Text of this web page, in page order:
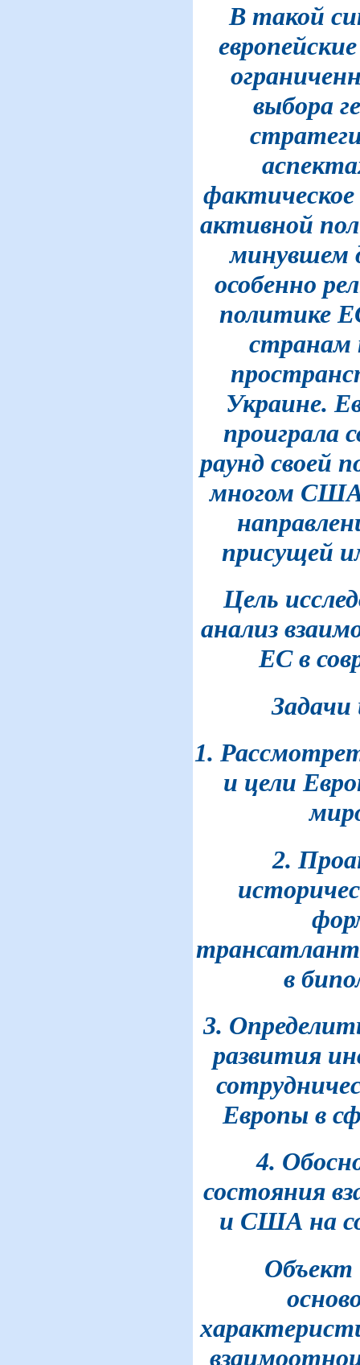
В такой
выбора
активной
минувшем
особенно
политике
странам
Украине.
проиграла
раунд своей
многом
присущей
Цель
анализ
ЕС в
Задачи
1.
и цели
2.
в
3.
развития
Европы в
4.
состояния
и США на
Объект